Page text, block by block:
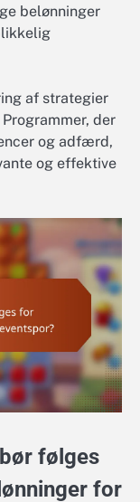
belønninger
af strategier
der
og adfærd,
og effektive
følges
for